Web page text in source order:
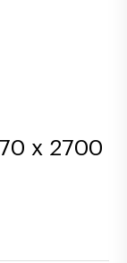
x 2700